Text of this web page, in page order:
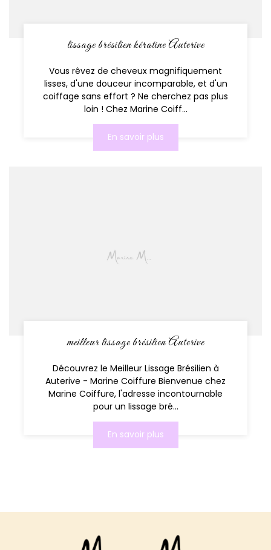
lissage brésilien kératine Auterive
Vous rêvez de cheveux magnifiquement
lisses, d'une douceur incomparable, et d'un
coiffage sans effort ? Ne cherchez pas plus
loin ! Chez Marine Coiff...
En savoir plus
meilleur lissage brésilien Auterive
Découvrez le Meilleur Lissage Brésilien à
Auterive - Marine Coiffure Bienvenue chez
Marine Coiffure, l'adresse incontournable
pour un lissage bré...
En savoir plus